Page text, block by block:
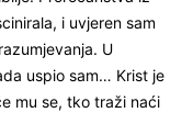
i uvjeren sam
U
uspio sam… Krist je
mu se, tko traži naći